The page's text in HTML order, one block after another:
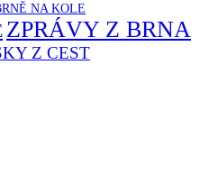
NA KOLE
ZPRÁVY Z BRNA
Z CEST